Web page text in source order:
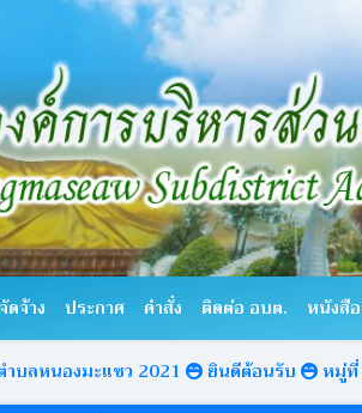
ดจ้าง ประกาศ คำสั่ง ติดต่อ อบต. หนังสื
งมะแซว 2021 ยินดีต้อนรับ
หมู่ที่ 12 บ้าน